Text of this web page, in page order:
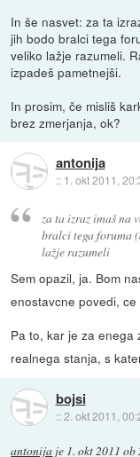
In še nasvet: za ta
jih bodo bralci tega
veliko lažje razumeli.
izpadeš pametnejši.
In prosim, če misliš
brez zmerjanja, ok?
antonija
:: 1. okt 2011,
za ta izraz imaš na
bralci tega foruma (
lažje razumeli
Sem opazil, ja. Bom
enostavcne povedi,
Pa to, kar je za enega
realnega stanja, s
bojsi
::2. okt 2011,
antonija je 1. okt 2011 ob